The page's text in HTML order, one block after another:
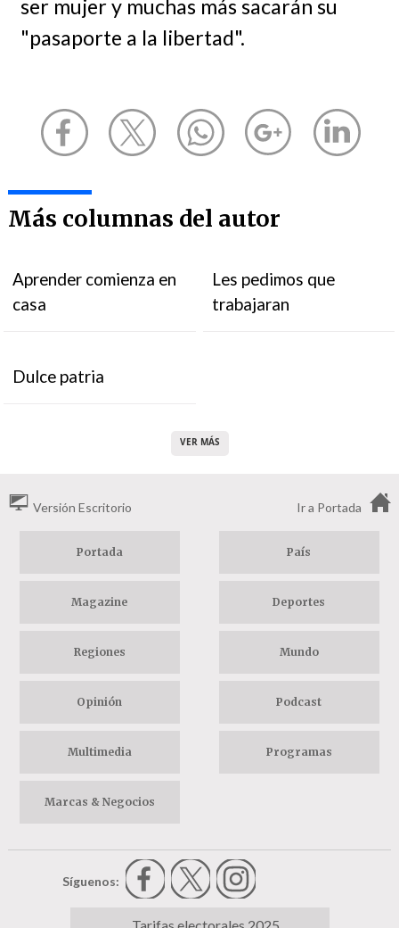
ser mujer y muchas más sacarán su
"pasaporte a la libertad".
Más columnas del autor
Aprender comienza en
casa
Les pedimos que
trabajaran
Dulce patria
VER MÁS
Versión Escritorio Ir a Portada
Portada País
Magazine Deportes
Regiones Mundo
Opinión Podcast
Multimedia Programas
Marcas & Negocios
Síguenos: